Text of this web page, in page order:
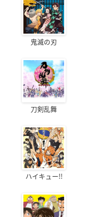
鬼滅の刃
刀剣乱舞
ハイキュー!!